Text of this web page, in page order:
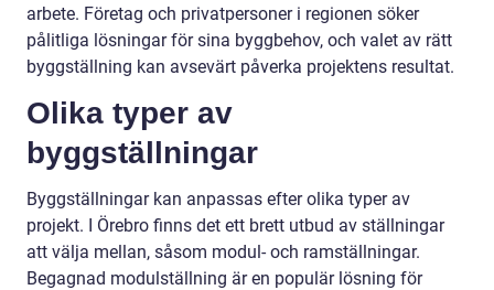
arbete. Företag och privatpersoner i regionen söker
pålitliga lösningar för sina byggbehov, och valet av rätt
byggställning kan avsevärt påverka projektens resultat.
Olika typer av
byggställningar
Byggställningar kan anpassas efter olika typer av
projekt. I Örebro finns det ett brett utbud av ställningar
att välja mellan, såsom modul- och ramställningar.
Begagnad modulställning är en populär lösning för